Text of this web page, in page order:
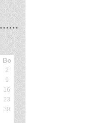
Вс
2
9
16
23
30